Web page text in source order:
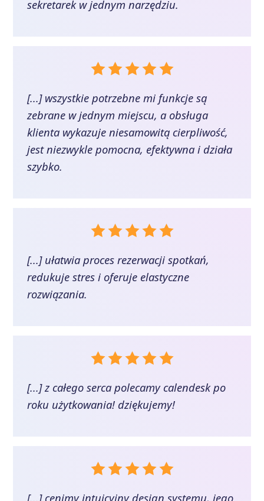
sekretarek w jednym narzędziu.
[...] wszystkie potrzebne mi funkcje są
zebrane w jednym miejscu, a obsługa
klienta wykazuje niesamowitą cierpliwość,
jest niezwykle pomocna, efektywna i działa
szybko.
[...] ułatwia proces rezerwacji spotkań,
redukuje stres i oferuje elastyczne
rozwiązania.
[...] z całego serca polecamy calendesk po
roku użytkowania! dziękujemy!
[...] cenimy intuicyjny design systemu, jego